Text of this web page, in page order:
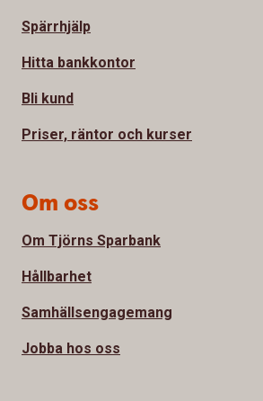
Spärrhjälp
Hitta bankkontor
Bli kund
Priser, räntor och kurser
Om oss
Om Tjörns Sparbank
Hållbarhet
Samhällsengagemang
Jobba hos oss